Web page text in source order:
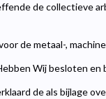
de collectieve
de metaal-,
Wij besloten en
de als bijlage